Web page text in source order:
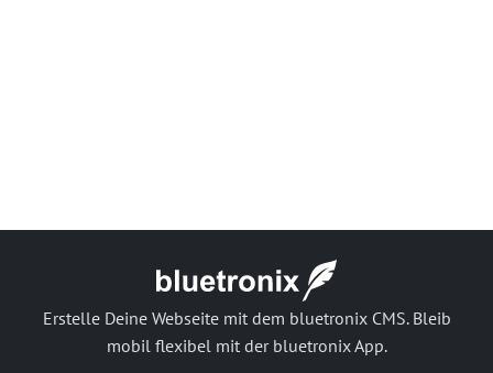
Erstelle Deine Webseite mit dem bluetronix CMS. Bleib
mobil flexibel mit der bluetronix App.